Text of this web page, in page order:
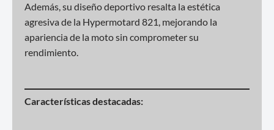
Además, su diseño deportivo resalta la estética
agresiva de la Hypermotard 821, mejorando la
apariencia de la moto sin comprometer su
rendimiento.
Características destacadas: